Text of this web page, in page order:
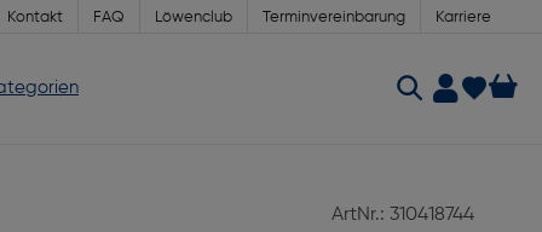
Kontakt FAQ Löwenclub Terminvereinbarung Karriere
ArtNr.: 310418744